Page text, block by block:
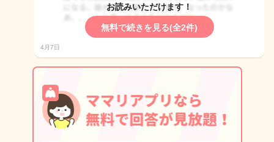
お読みいただけます！
無料で続きを見る(全2件)
4月7日